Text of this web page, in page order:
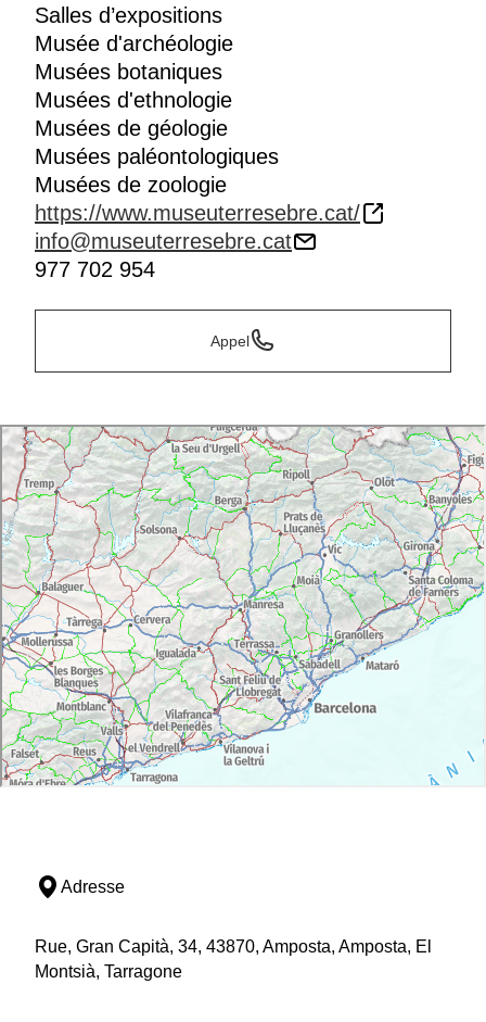
Salles d’expositions
Musée d'archéologie
Musées botaniques
Musées d'ethnologie
Musées de géologie
Musées paléontologiques
Musées de zoologie
https://www.museuterresebre.cat/
info@museuterresebre.cat
977 702 954
Appel
Adresse
Rue, Gran Capità, 34, 43870, Amposta, Amposta, El
Montsià, Tarragone